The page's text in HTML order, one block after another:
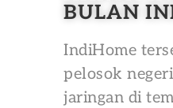
BULAN
IndiHome
pelosok
jaringan di